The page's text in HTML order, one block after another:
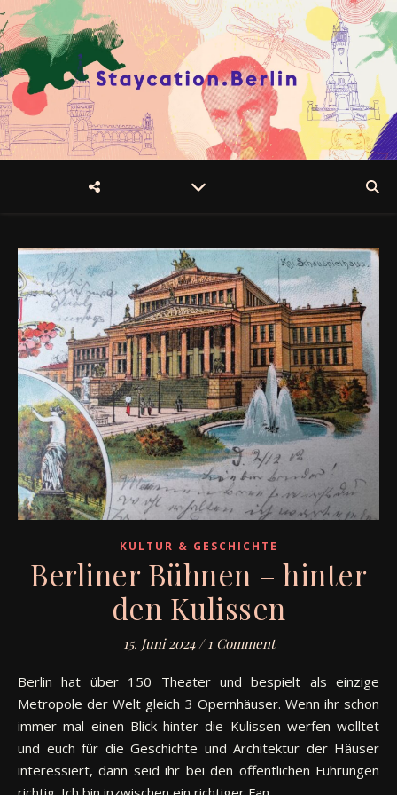
KULTUR & GESCHICHTE
Berliner Bühnen – hinter
den Kulissen
15. Juni 2024 / 1 Comment
Berlin hat über 150 Theater und bespielt als einzige
Metropole der Welt gleich 3 Opernhäuser. Wenn ihr schon
immer mal einen Blick hinter die Kulissen werfen wolltet
und euch für die Geschichte und Architektur der Häuser
interessiert, dann seid ihr bei den öffentlichen Führungen